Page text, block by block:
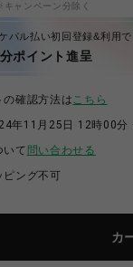
ャンペーン分除く
パル払い初回登録&利用で
ポイント進呈
確認方法はこちら
年11月25日 12時00
いて 問い合わせる
ピング不可
カ